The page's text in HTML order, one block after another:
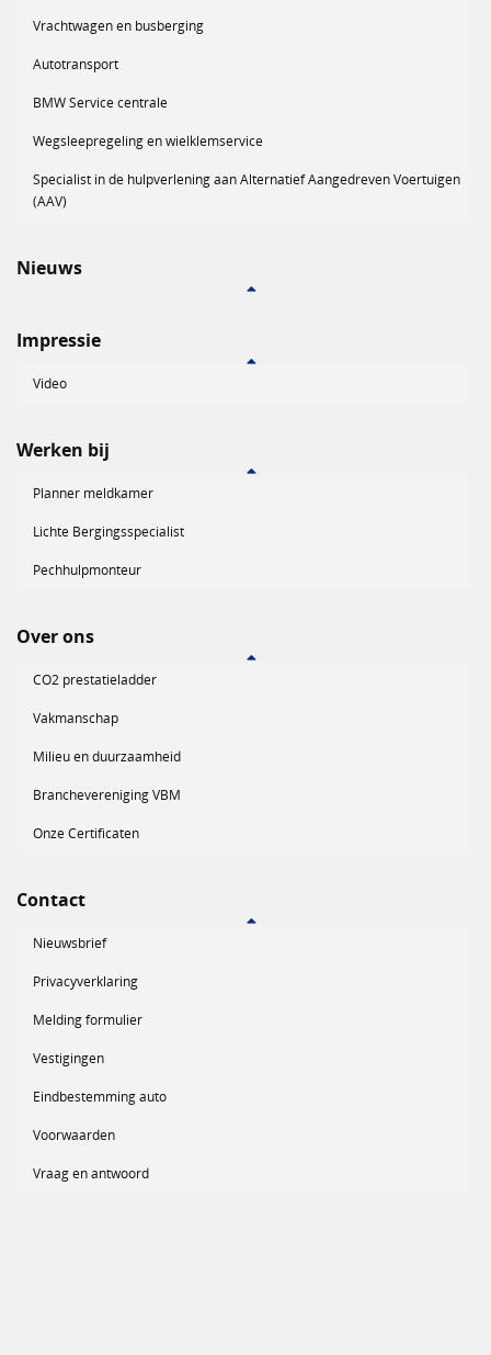
Vrachtwagen en busberging
Autotransport
BMW Service centrale
Wegsleepregeling en wielklemservice
Specialist in de hulpverlening aan Alternatief Aangedreven Voertuigen
(AAV)
Nieuws
Impressie
Video
Werken bij
Planner meldkamer
Lichte Bergingsspecialist
Pechhulpmonteur
Over ons
CO2 prestatieladder
Vakmanschap
Milieu en duurzaamheid
Branchevereniging VBM
Onze Certificaten
Contact
Nieuwsbrief
Privacyverklaring
Melding formulier
Vestigingen
Eindbestemming auto
Voorwaarden
Vraag en antwoord